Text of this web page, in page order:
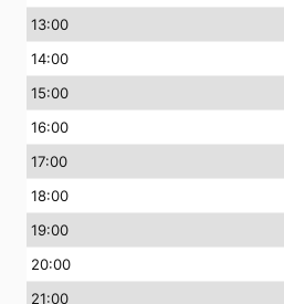
13:00
14:00
15:00
16:00
17:00
18:00
19:00
20:00
21:00